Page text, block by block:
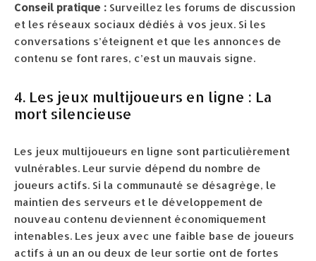
Conseil pratique : Surveillez les forums de discussion
et les réseaux sociaux dédiés à vos jeux. Si les
conversations s’éteignent et que les annonces de
contenu se font rares, c’est un mauvais signe.
4. Les jeux multijoueurs en ligne : La
mort silencieuse
Les jeux multijoueurs en ligne sont particulièrement
vulnérables. Leur survie dépend du nombre de
joueurs actifs. Si la communauté se désagrège, le
maintien des serveurs et le développement de
nouveau contenu deviennent économiquement
intenables. Les jeux avec une faible base de joueurs
actifs à un an ou deux de leur sortie ont de fortes